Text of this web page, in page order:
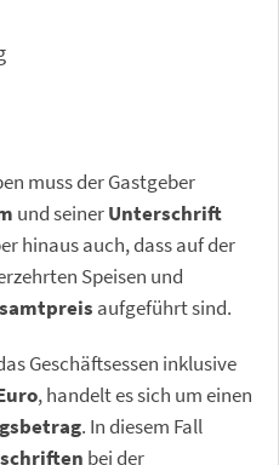
muss der Gastgeber
und seinerUnterschrift
hinaus auch, dass auf der
Speisen und
aufgeführt sind.
Geschäftsessen inklusive
, handelt es sich um einen
. In diesem Fall
bei der